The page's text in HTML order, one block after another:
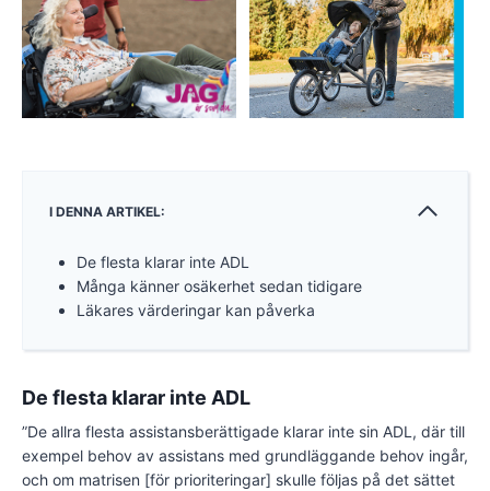
I DENNA ARTIKEL:
De flesta klarar inte ADL
Många känner osäkerhet sedan tidigare
Läkares värderingar kan påverka
De flesta klarar inte ADL
”De allra flesta assistansberättigade klarar inte sin ADL, där till
exempel behov av assistans med grundläggande behov ingår,
och om matrisen [för prioriteringar] skulle följas på det sättet